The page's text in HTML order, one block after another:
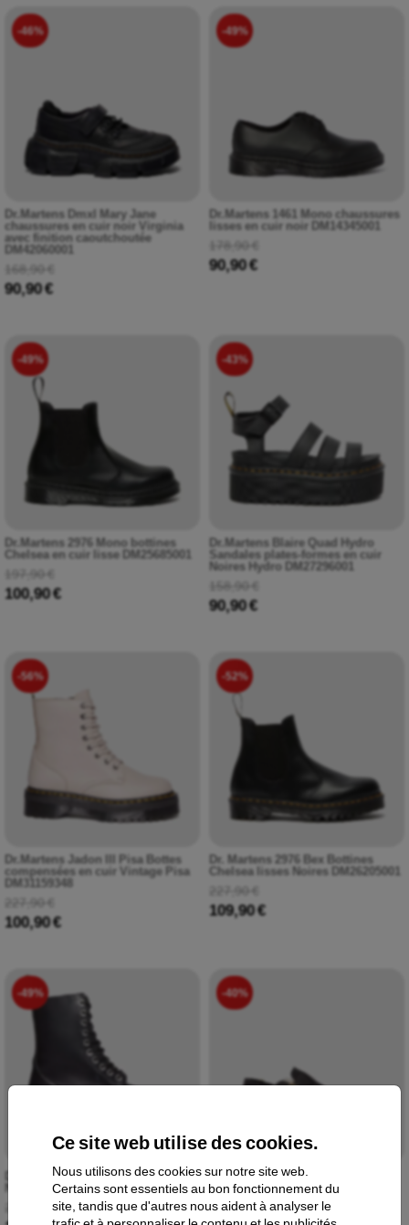
Ce site web utilise des cookies.
Nous utilisons des cookies sur notre site web.
Certains sont essentiels au bon fonctionnement du
site, tandis que d'autres nous aident à analyser le
-46%
Dr.Martens Dmxl Mary Jane
chaussures en cuir noir Virginia
avec finition caoutchoutée
DM42060001
168,90 €
90,90 €
-49%
Dr.Martens 1461 Mono chaussures
lisses en cuir noir DM14345001
178,90 €
90,90 €
-49%
Dr.Martens 2976 Mono bottines
Chelsea en cuir lisse DM25685001
197,90 €
100,90 €
-43%
Dr.Martens Blaire Quad Hydro
Sandales plates-formes en cuir
Noires Hydro DM27296001
158,90 €
90,90 €
-56%
Dr.Martens Jadon III Pisa Bottes
compensées en cuir Vintage Pisa
DM31159348
227,90 €
100,90 €
-52%
Dr. Martens 2976 Bex Bottines
Chelsea lisses Noires DM26205001
227,90 €
109,90 €
-49%
Dr.Martens 1490 Quad Squared
Noires DM31147001
271,90 €
-40%
Dr.Martens Jorge II Sandales
femmes doublées de fausse
fourrure Noires Archive Pull Up
DM31264001